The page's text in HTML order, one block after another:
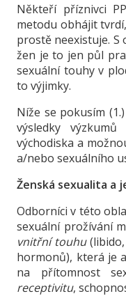
Někteří příznivci
metodu obhájit
prostě neexistuje. S
žen je to jen půl
sexuální touhy v
to výjimky.
Níže se pokusím
výsledky
východiska a
a/nebo sexuálního
Ženská sexualita a
Odborníci v této
sexuální prožívání
vnitřní touhu(libido,
hormonů), která je
na přítomnost
receptivitu,